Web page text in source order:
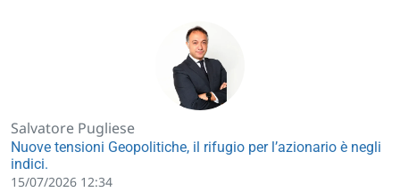
Salvatore Pugliese
Nuove tensioni Geopolitiche, il rifugio per l’azionario è negli
indici.
15/07/2026 12:34